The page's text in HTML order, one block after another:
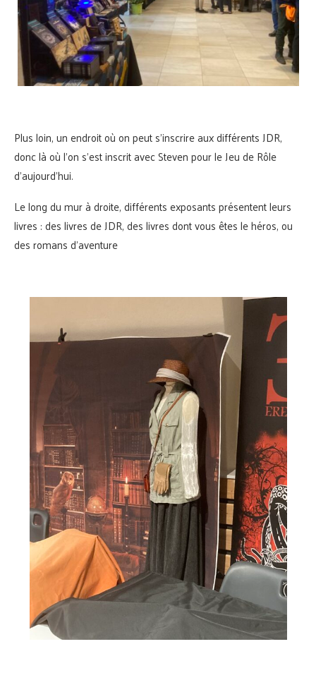
Plus loin, un endroit où on peut s’inscrire aux différents JDR,
donc là où l’on s’est inscrit avec Steven pour le Jeu de Rôle
d’aujourd’hui.
Le long du mur à droite, différents exposants présentent leurs
livres : des livres de JDR, des livres dont vous êtes le héros, ou
des romans d’aventure